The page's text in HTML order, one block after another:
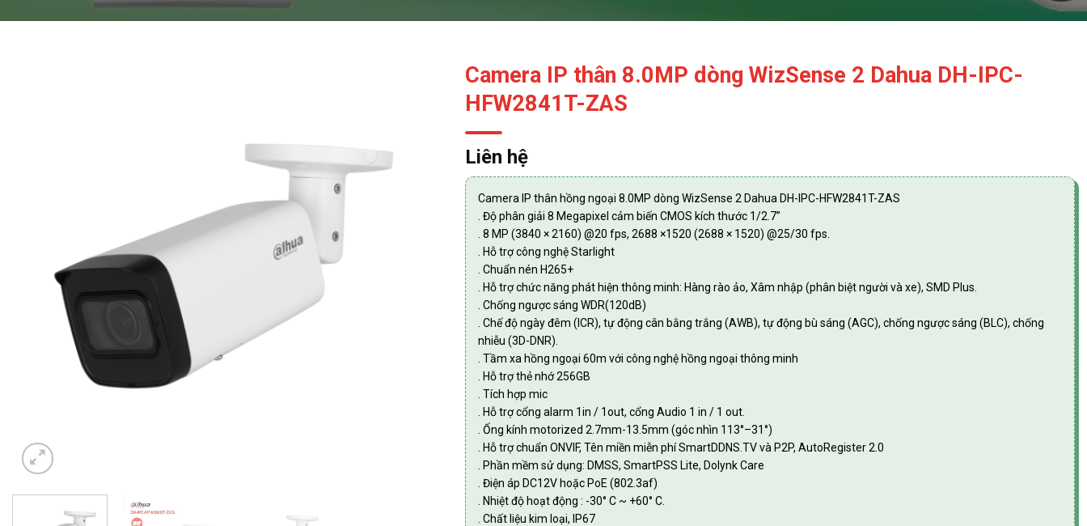
Camera IP thân 8.0MP dòng WizSense 2 Dahua DH-IPC-
HFW2841T-ZAS
Liên hệ
Camera IP thân hồng ngoại 8.0MP dòng WizSense 2 Dahua DH-IPC-HFW2841T-ZAS
. Độ phân giải 8 Megapixel cảm biến CMOS kích thước 1/2.7”
. 8 MP (3840 × 2160) @20 fps, 2688 ×1520 (2688 × 1520) @25/30 fps.
. Hỗ trợ công nghệ Starlight
. Chuẩn nén H265+
. Hỗ trợ chức năng phát hiện thông minh: Hàng rào ảo, Xâm nhập (phân biệt người và xe), SMD Plus.
. Chống ngược sáng WDR(120dB)
. Chế độ ngày đêm (ICR), tự động cân bằng trắng (AWB), tự động bù sáng (AGC), chống ngược sáng (BLC), chống
nhiễu (3D-DNR).
. Tầm xa hồng ngoại 60m với công nghệ hồng ngoại thông minh
. Hỗ trợ thẻ nhớ 256GB
. Tích hợp mic
. Hỗ trợ cổng alarm 1in / 1out, cổng Audio 1 in / 1 out.
. Ống kính motorized 2.7mm-13.5mm (góc nhìn 113°–31°)
. Hỗ trợ chuẩn ONVIF, Tên miền miễn phí SmartDDNS.TV và P2P, AutoRegister 2.0
. Phần mềm sử dụng: DMSS, SmartPSS Lite, Dolynk Care
. Điện áp DC12V hoặc PoE (802.3af)
. Nhiệt độ hoạt động : -30° C ~ +60° C.
. Chất liệu kim loại, IP67